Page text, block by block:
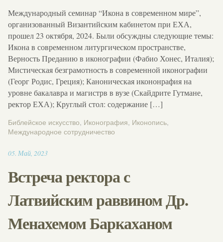
Международный семинар “Икона в современном мире”,
организованный Византийским кабинетом при ЕХА,
прошел 23 октября, 2024. Были обсуждны следующие темы:
Икона в современном литургическом пространстве,
Верность Преданию в иконографии (Фабио Хонес, Италия);
Мистическая безграмотность в современной иконографии
(Георг Родис, Греция); Каноническая икононрафия на
уровне бакалавра и магистрв в вузе (Скайдрите Гутмане,
ректор ЕХА); Круглый стол: содержание […]
Библейское искусство, Иконография, Иконопись,
Международное сотрудничество
05. Май, 202317:29
Встреча ректора с
Латвийским раввином Др.
Менахемом Баркаханом